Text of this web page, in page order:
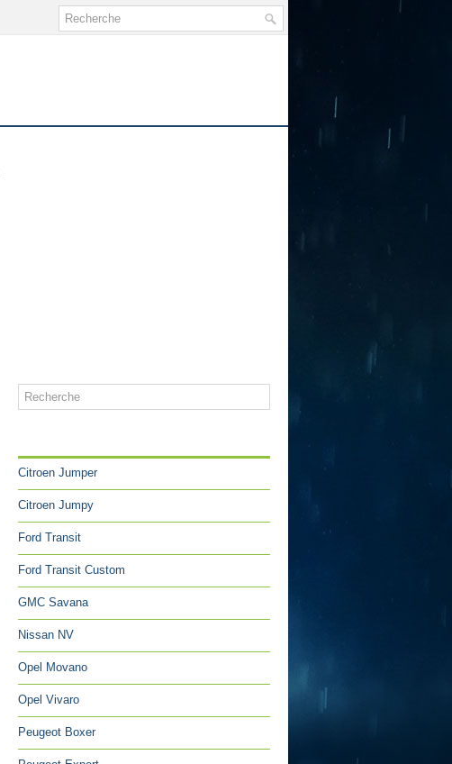
Citroen Jumper
Citroen Jumpy
Ford Transit
Ford Transit Custom
GMC Savana
Nissan NV
Opel Movano
Opel Vivaro
Peugeot Boxer